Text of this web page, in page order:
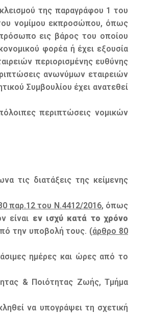
της παραγράφου 1 του
νομίμου εκπροσώπου, όπως
εις βάρος του οποίου
φορέα ή έχει εξουσία
περιορισμένης ευθύνης
ανωνύμων εταιρειών
Συμβουλίου έχει ανατεθεί
περιπτώσεις νομικών
τις διατάξεις της κείμενης
παρ.12 του Ν.4412/2016, όπως
είναι εν ισχύ κατά το χρόνο
την υποβολή τους. (άρθρο 80
ημέρες και ώρες από το
& Ποιότητας Ζωής, Τμήμα
να υπογράψει τη σχετική